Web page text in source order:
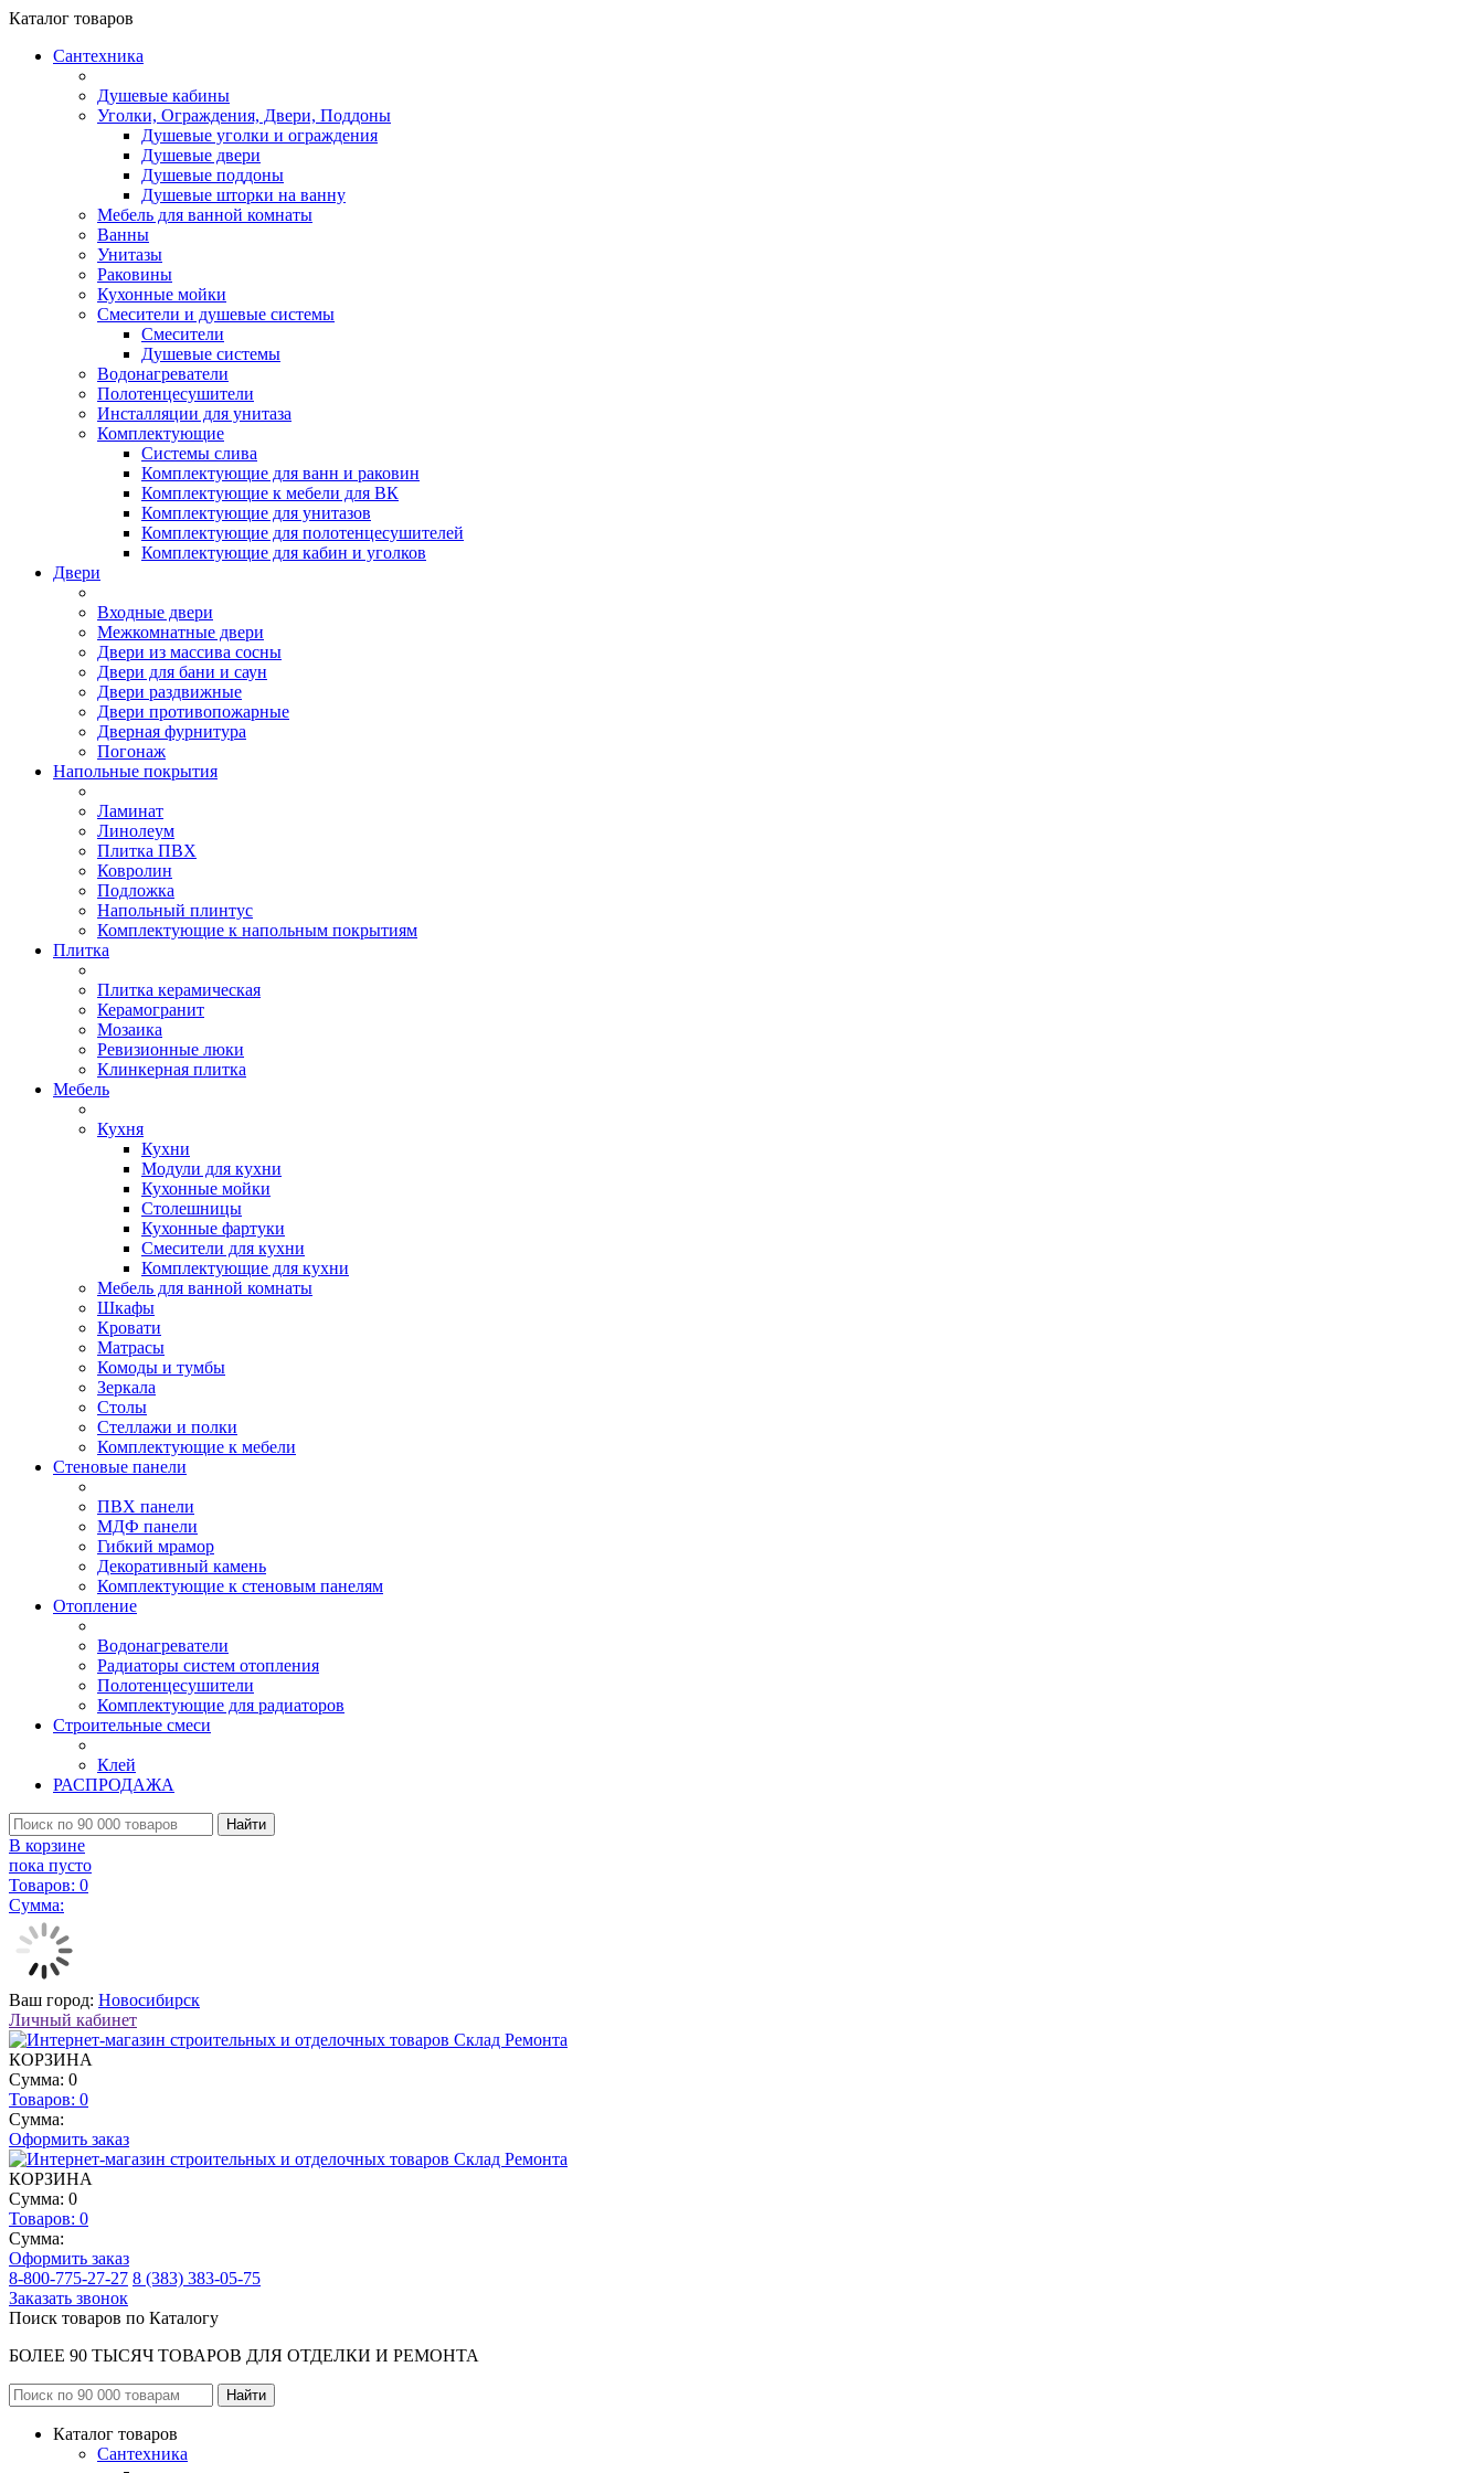
Каталог товаров
Сантехника
Душевые кабины
Уголки, Ограждения, Двери, Поддоны
Душевые уголки и ограждения
Душевые двери
Душевые поддоны
Душевые шторки на ванну
Мебель для ванной комнаты
Ванны
Унитазы
Раковины
Кухонные мойки
Смесители и душевые системы
Смесители
Душевые системы
Водонагреватели
Полотенцесушители
Инсталляции для унитаза
Комплектующие
Системы слива
Комплектующие для ванн и раковин
Комплектующие к мебели для ВК
Комплектующие для унитазов
Комплектующие для полотенцесушителей
Комплектующие для кабин и уголков
Двери
Входные двери
Межкомнатные двери
Двери из массива сосны
Двери для бани и саун
Двери раздвижные
Двери противопожарные
Дверная фурнитура
Погонаж
Напольные покрытия
Ламинат
Линолеум
Плитка ПВХ
Ковролин
Подложка
Напольный плинтус
Комплектующие к напольным покрытиям
Плитка
Плитка керамическая
Керамогранит
Мозаика
Ревизионные люки
Клинкерная плитка
Мебель
Кухня
Кухни
Модули для кухни
Кухонные мойки
Столешницы
Кухонные фартуки
Смесители для кухни
Комплектующие для кухни
Мебель для ванной комнаты
Шкафы
Кровати
Матрасы
Комоды и тумбы
Зеркала
Столы
Стеллажи и полки
Комплектующие к мебели
Стеновые панели
ПВХ панели
МДФ панели
Гибкий мрамор
Декоративный камень
Комплектующие к стеновым панелям
Отопление
Водонагреватели
Радиаторы систем отопления
Полотенцесушители
Комплектующие для радиаторов
Строительные смеси
Клей
РАСПРОДАЖА
Найти
В корзине
пока пусто
Товаров: 0
Сумма:
Ваш город: Новосибирск
Личный кабинет
КОРЗИНА
Сумма: 0
Товаров: 0
Сумма:
Оформить заказ
КОРЗИНА
Сумма: 0
Товаров: 0
Сумма:
Оформить заказ
8-800-775-27-27 8 (383) 383-05-75
Заказать звонок
Поиск товаров по Каталогу
БОЛЕЕ 90 ТЫСЯЧ ТОВАРОВ ДЛЯ ОТДЕЛКИ И РЕМОНТА
Каталог товаров
Сантехника